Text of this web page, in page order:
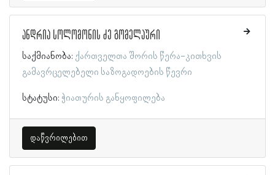
ანდრია სოლომონის ძე გომელაური
საქმიანობა: ქართველთა შორის წერა-კითხვის
გამავრცელებელი საზოგადოების წევრი
სტატუსი: ჭიათურის განყოფილება
დაწვრილებით